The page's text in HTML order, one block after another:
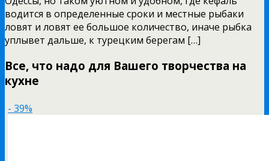
водится в определенные сроки и местные рыбаки
ловят и ловят ее большое количество, иначе рыбка
уплывет дальше, к турецким берегам […]
Все, что надо для Вашего творчества на
кухне
- 39%